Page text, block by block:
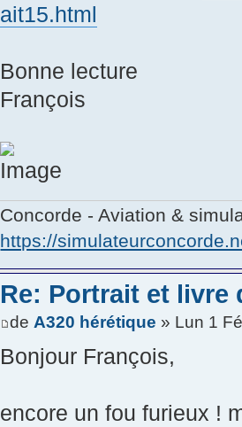
ait15.html
Bonne lecture
François
Concorde - Aviation &
https://
Re: Portrait et livre
de A320 hérétique » Lun 1
Bonjour François,
encore un fou furieux !